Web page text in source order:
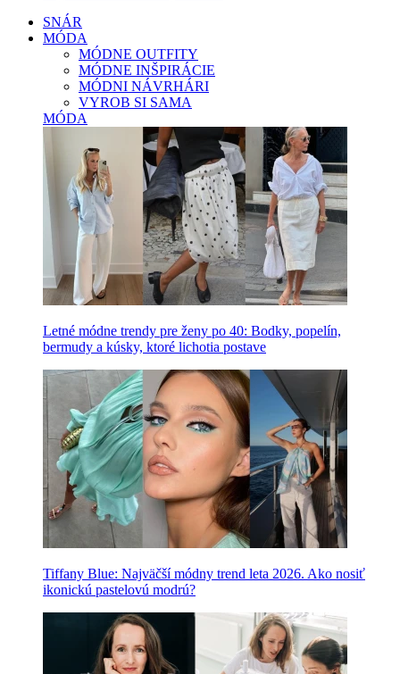
SNÁR
MÓDA
MÓDNE OUTFITY
MÓDNE INŠPIRÁCIE
MÓDNI NÁVRHÁRI
VYROB SI SAMA
MÓDA
Letné módne trendy pre ženy po 40: Bodky, popelín,
bermudy a kúsky, ktoré lichotia postave
Tiffany Blue: Najväčší módny trend leta 2026. Ako nosiť
ikonickú pastelovú modrú?